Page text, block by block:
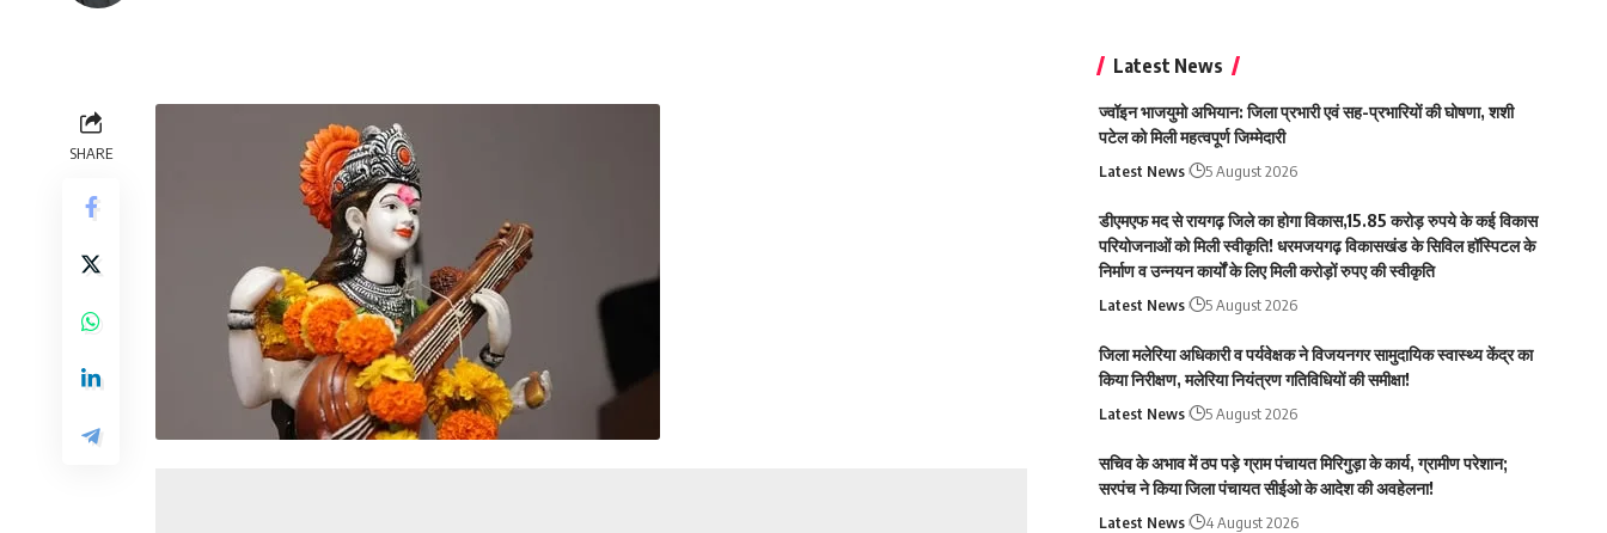
SHARE
Latest News
ज्वॉइन भाजयुमो अभियान: जिला प्रभारी एवं सह-प्रभारियों की घोषणा, शशी
पटेल को मिली महत्वपूर्ण जिम्मेदारी
Latest News 5 August 2026
डीएमएफ मद से रायगढ़ जिले का होगा विकास,15.85 करोड़ रुपये के कई विकास
परियोजनाओं को मिली स्वीकृति! धरमजयगढ़ विकासखंड के सिविल हॉस्पिटल के
निर्माण व उन्नयन कार्यों के लिए मिली करोड़ों रुपए की स्वीकृति
Latest News 5 August 2026
जिला मलेरिया अधिकारी व पर्यवेक्षक ने विजयनगर सामुदायिक स्वास्थ्य केंद्र का
किया निरीक्षण, मलेरिया नियंत्रण गतिविधियों की समीक्षा!
Latest News 5 August 2026
सचिव के अभाव में ठप पड़े ग्राम पंचायत मिरिगुड़ा के कार्य, ग्रामीण परेशान;
सरपंच ने किया जिला पंचायत सीईओ के आदेश की अवहेलना!
Latest News 4 August 2026